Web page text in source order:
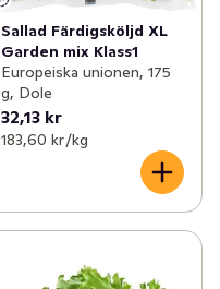
Sallad Färdigsköljd XL
Garden mix Klass1
Europeiska unionen, 175
g, Dole
32,13 kr
183,60 kr /kg